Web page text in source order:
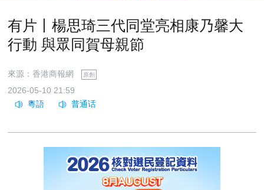
有片丨楊思琦三代同堂亮相康乃馨大
行動 與眾同賀母親節
來源：香港商報網 原創
2026-05-10 21:59